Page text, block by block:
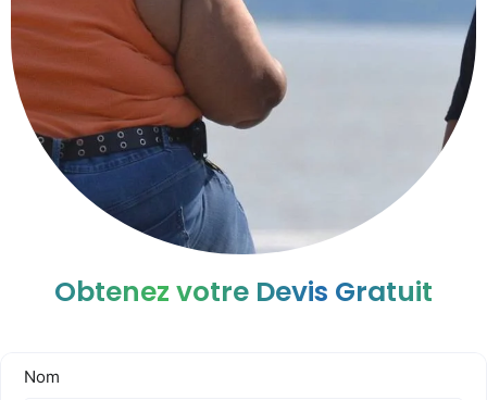
Obtenez votre Devis Gratuit